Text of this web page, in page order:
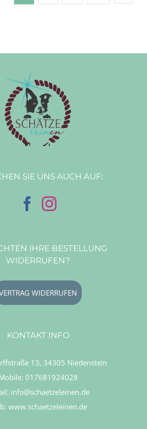
SIE UNS AUCH AUF:
IHRE BESTELLUNG
WIDERRUFEN?
WIDERRUFEN
KONTAKT INFO
13, 34305 Niedenstein
017681924028
info@schaetzeleinen.de
www.schaetzeleinen.de